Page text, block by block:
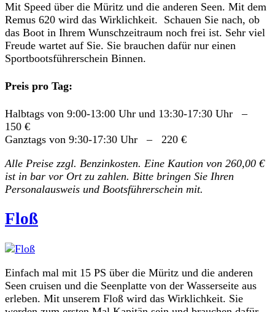
Mit Speed über die Müritz und die anderen Seen. Mit dem
Remus 620 wird das Wirklichkeit. Schauen Sie nach, ob
das Boot in Ihrem Wunschzeitraum noch frei ist. Sehr viel
Freude wartet auf Sie. Sie brauchen dafür nur einen
Sportbootsführerschein Binnen.
Preis pro Tag:
Halbtags von 9:00-13:00 Uhr und 13:30-17:30 Uhr –
150 €
Ganztags von 9:30-17:30 Uhr – 220 €
Alle Preise zzgl. Benzinkosten. Eine Kaution von 260,00 €
ist in bar vor Ort zu zahlen. Bitte bringen Sie Ihren
Personalausweis und Bootsführerschein mit.
Floß
Einfach mal mit 15 PS über die Müritz und die anderen
Seen cruisen und die Seenplatte von der Wasserseite aus
erleben. Mit unserem Floß wird das Wirklichkeit. Sie